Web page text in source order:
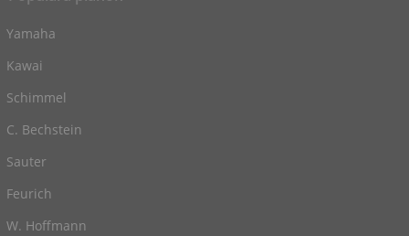
Yamaha
Kawai
Schimmel
C. Bechstein
Sauter
Feurich
W. Hoffmann